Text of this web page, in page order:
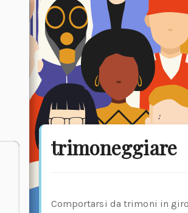
trimoneggiare
Comportarsi da trimoni in